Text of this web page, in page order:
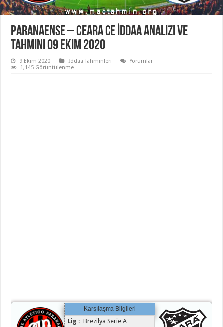
Paranaense – Ceara CE İddaa Analizi ve
Tahmini 09 Ekim 2020
9 Ekim 2020 İddaa Tahminleri
Yorumlar
1,145 Görüntülenme
Karşılaşma Bilgileri
Lig : Brezilya Serie A